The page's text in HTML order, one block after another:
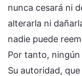
nunca cesará ni
alterarla ni
nadie puede
Por tanto,
Su autoridad,